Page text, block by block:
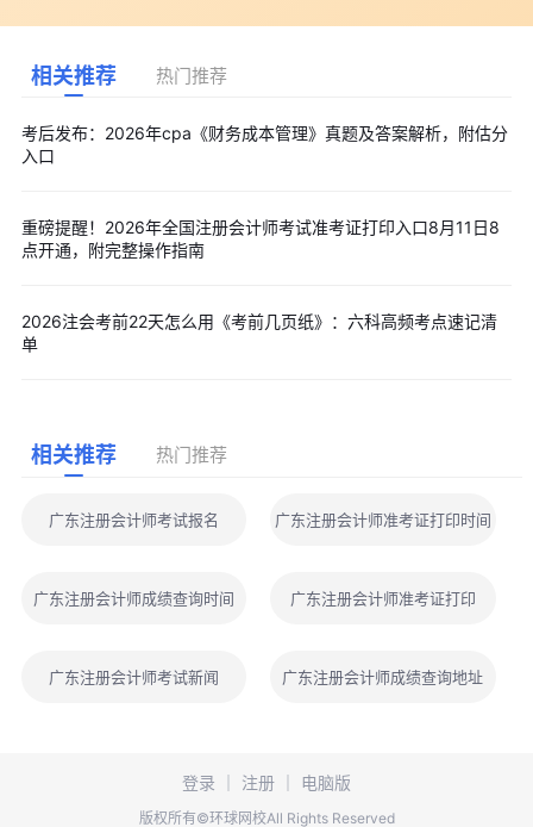
相关推荐 热门推荐
考后发布：2026年cpa《财务成本管理》真题及答案解析，附估分
入口
重磅提醒！2026年全国注册会计师考试准考证打印入口8月11日8
点开通，附完整操作指南
2026注会考前22天怎么用《考前几页纸》：六科高频考点速记清
单
相关推荐 热门推荐
广东注册会计师考试报名 广东注册会计师准考证打印时间
广东注册会计师成绩查询时间 广东注册会计师准考证打印
广东注册会计师考试新闻 广东注册会计师成绩查询地址
登录 注册 电脑版
版权所有©环球网校All Rights Reserved